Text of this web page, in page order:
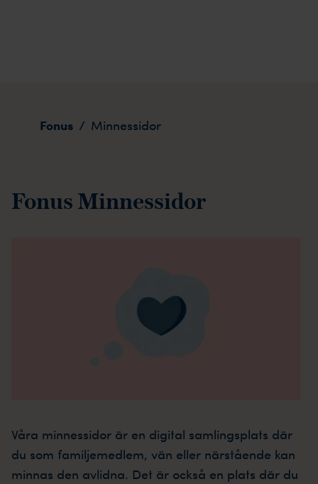
Fonus / Minnessidor
Fonus Minnessidor
Våra minnessidor är en digital samlingsplats där
du som familjemedlem, vän eller närstående kan
minnas den avlidna. Det är också en plats där du